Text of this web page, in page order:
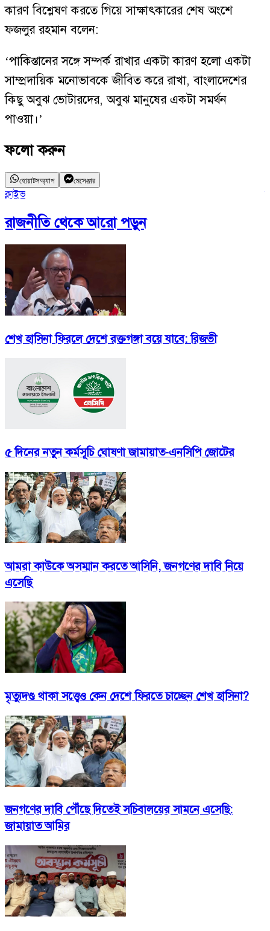
কারণ বিশ্লেষণ করতে গিয়ে সাক্ষাৎকারের শেষ অংশে
ফজলুর রহমান বলেন:
‘পাকিস্তানের সঙ্গে সম্পর্ক রাখার একটা কারণ হলো একটা
সাম্প্রদায়িক মনোভাবকে জীবিত করে রাখা, বাংলাদেশের
কিছু অবুঝ ভোটারদের, অবুঝ মানুষের একটা সমর্থন
পাওয়া।’
ফলো করুন
হোয়াটসঅ্যাপ মেসেঞ্জার
ক্লাইভ
রাজনীতিথেকে আরো পড়ুন
শেখ হাসিনা ফিরলে দেশে রক্তগঙ্গা বয়ে যাবে: রিজভী
৫ দিনের নতুন কর্মসূচি ঘোষণা জামায়াত-এনসিপি জোটের
আমরা কাউকে অসম্মান করতে আসিনি, জনগণের দাবি নিয়ে
এসেছি
মৃত্যুদণ্ড থাকা সত্ত্বেও কেন দেশে ফিরতে চাচ্ছেন শেখ হাসিনা?
জনগণের দাবি পৌঁছে দিতেই সচিবালয়ের সামনে এসেছি:
জামায়াত আমির